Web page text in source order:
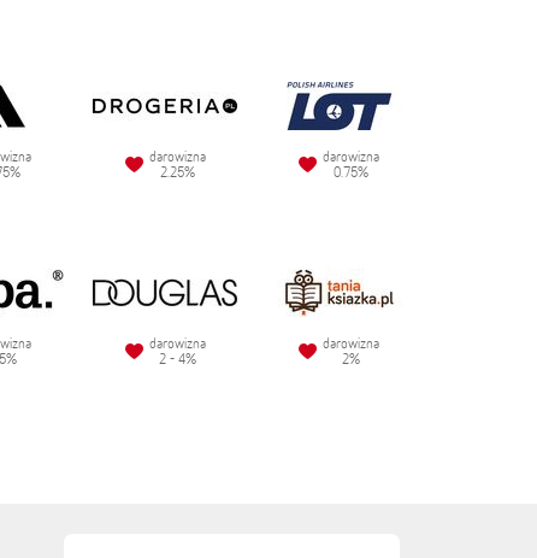
darowizna
2.25%
darowizna
0.75%
darowizna
2 - 4%
darowizna
2%